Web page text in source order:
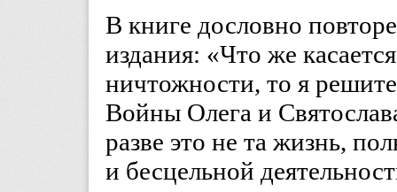
В книге дословно
издания: «Что же
ничтожности, то я
Войны Олега и
разве это не та жизнь,
и бесцельной